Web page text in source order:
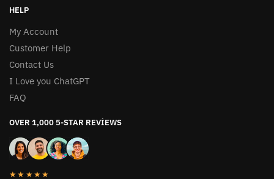
HELP
My Account
Customer Help
Contact Us
I Love you ChatGPT
FAQ
OVER 1,000 5-STAR REVIEWS
★★★★★